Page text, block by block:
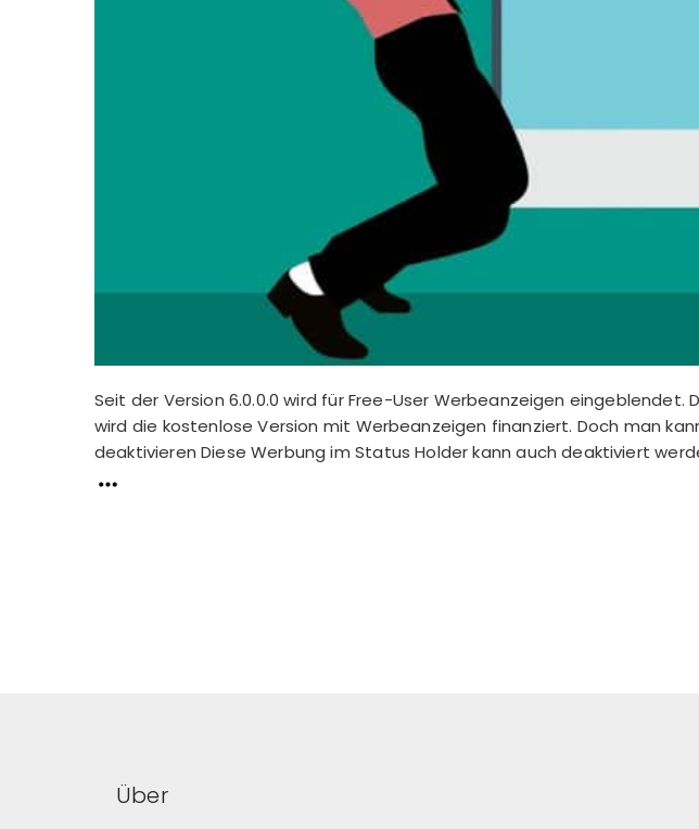
Seit der Version 6.0.0.0 wird für Free-User Werbeanzeigen
wird die kostenlose Version mit Werbeanzeigen finanziert. Doch man
deaktivieren Diese Werbung im Status Holder kann auch deaktiviert
Über